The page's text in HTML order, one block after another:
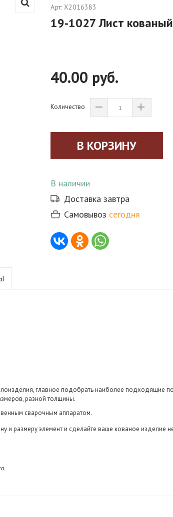
Арт:X2016383
19-1027 Лист кованый
40.00 руб.
Количество
В наличии
Доставка завтра
Самовывоз сегодня
главное подобрать наиболее подходящие
разной толщины.
сварочным аппаратом.
и размеру элемент и сделайте ваше кованое изделие